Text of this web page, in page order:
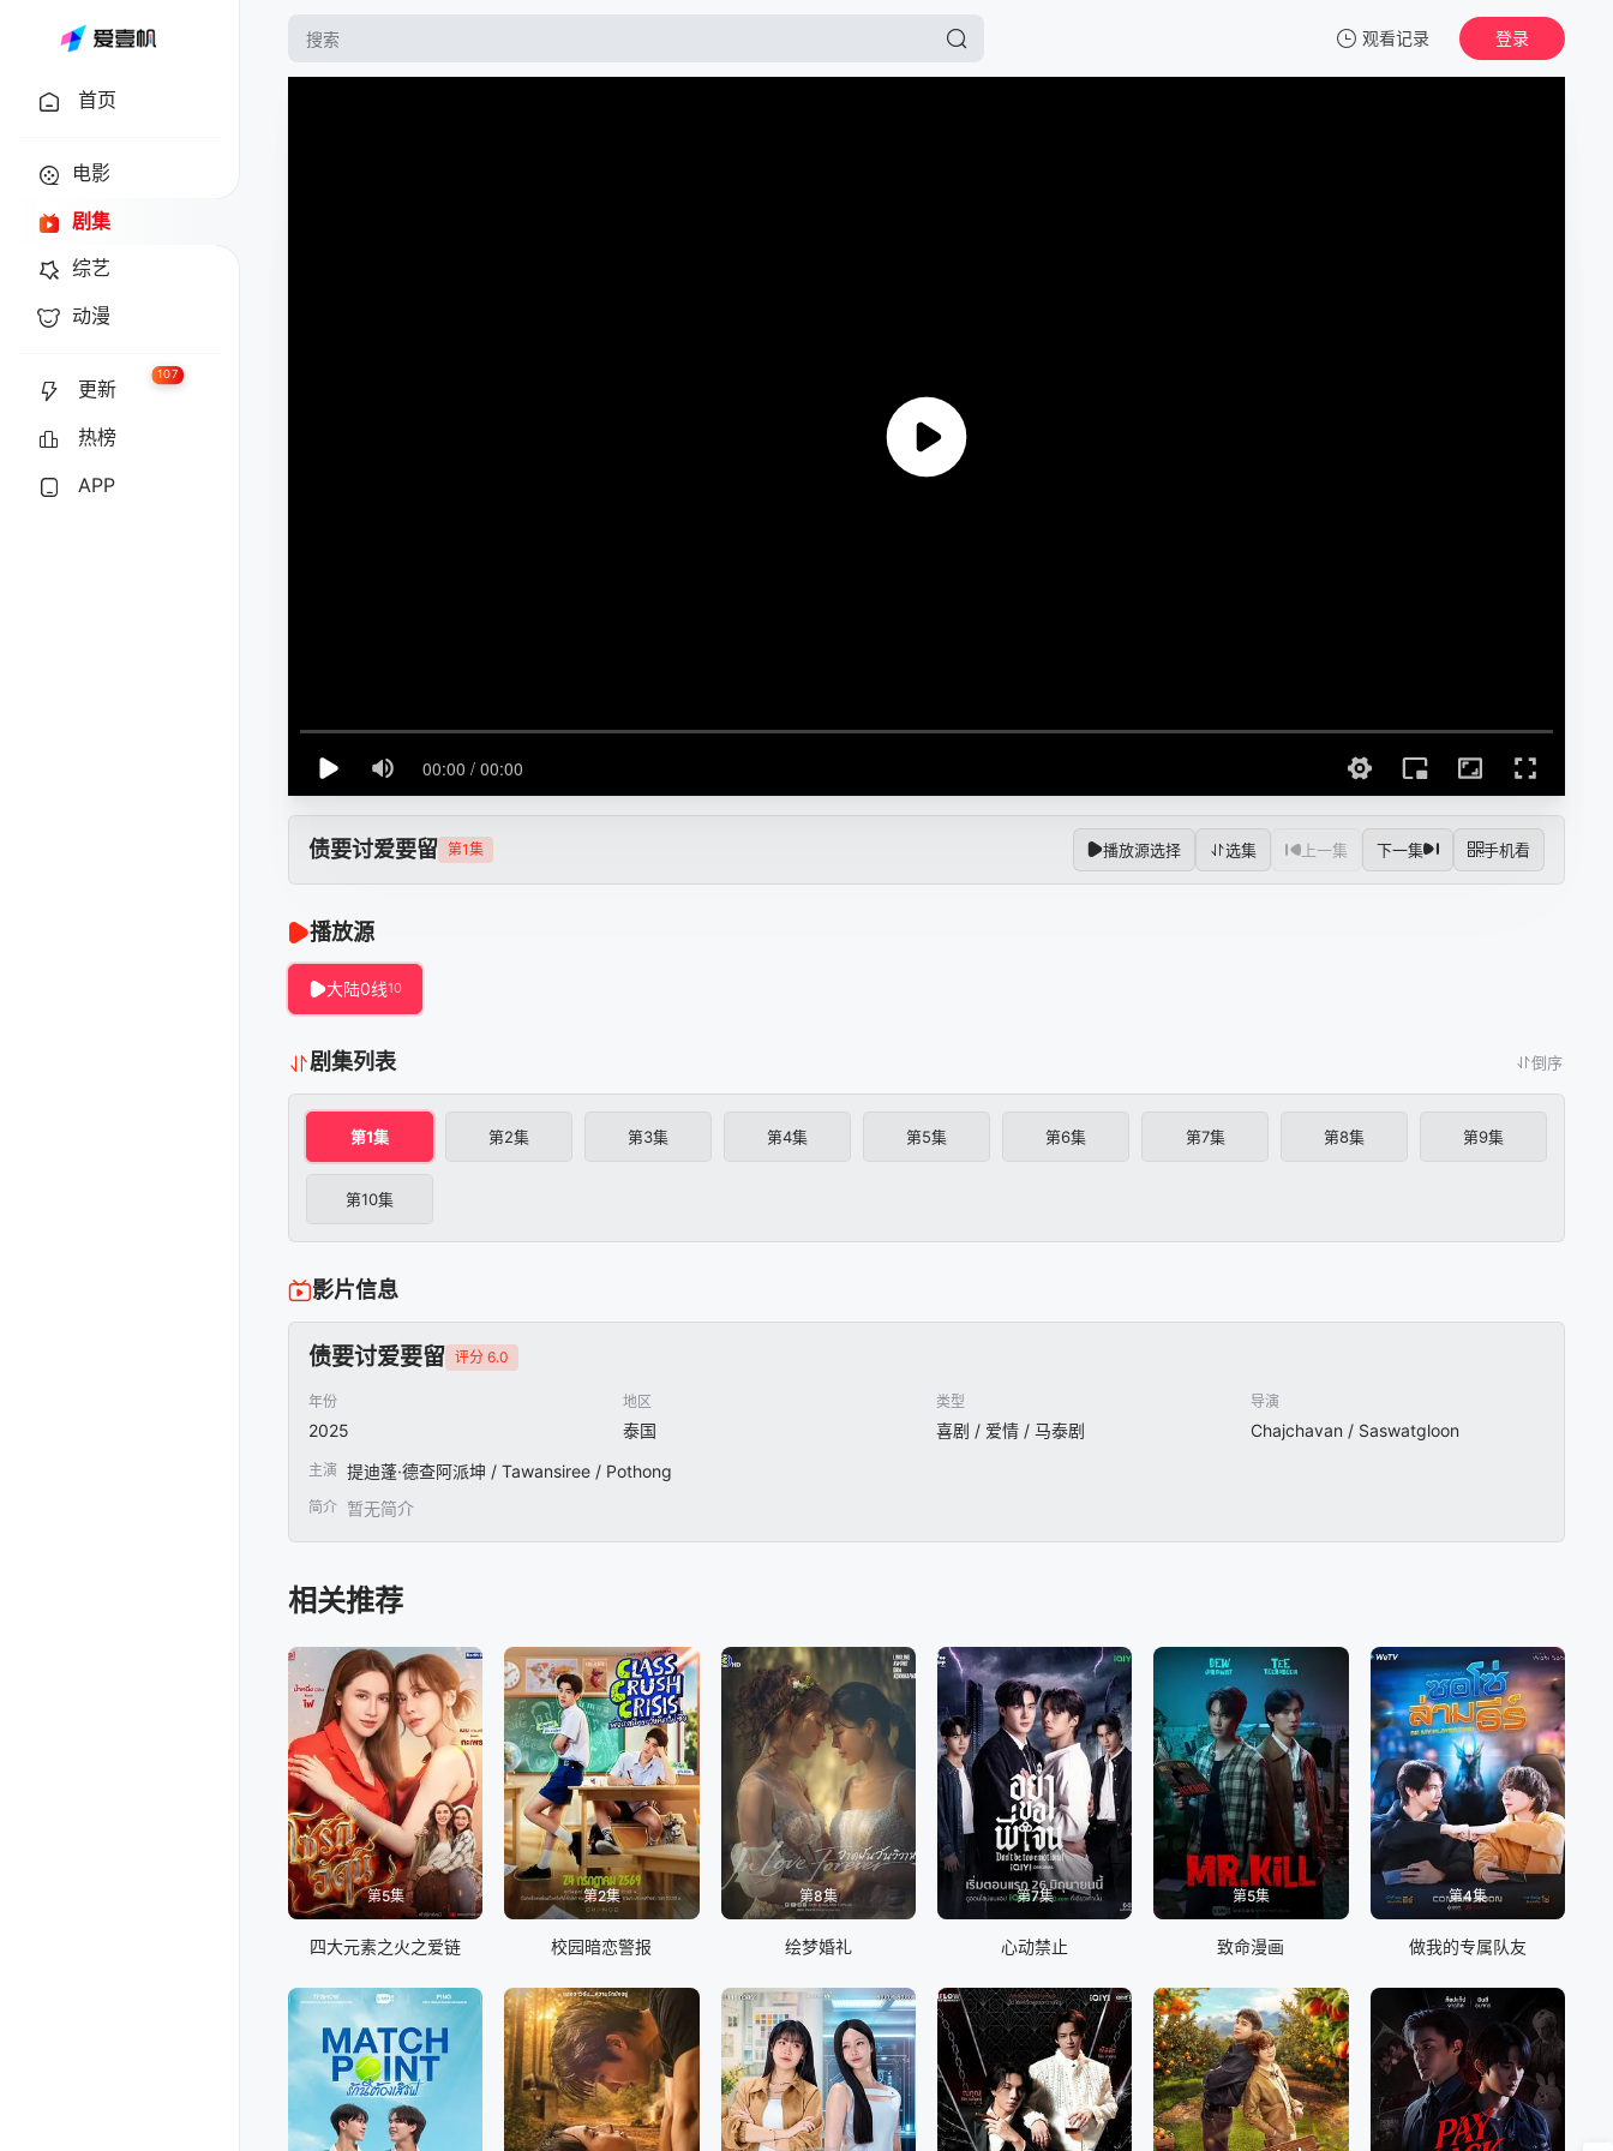
观看记录 登录
首页
电影
剧集
综艺
动漫
更新
107
热榜
APP
债要讨爱要留 第1集 播放源选择 选集 上一集 下一集 手机看
播放源
大陆0线10
剧集列表 倒序
第1集 第2集 第3集 第4集 第5集 第6集 第7集 第8集 第9集
第10集
影片信息
债要讨爱要留 评分 6.0
年份
2025
地区
泰国
类型
喜剧 / 爱情 / 马泰剧
导演
Chajchavan / Saswatgloon
主演 提迪蓬·德查阿派坤 / Tawansiree / Pothong
简介 暂无简介
相关推荐
第5集
四大元素之火之爱链
第2集
校园暗恋警报
第8集
绘梦婚礼
第7集
心动禁止
第5集
致命漫画
第4集
做我的专属队友